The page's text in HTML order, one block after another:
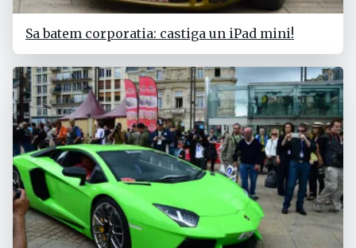
Sa batem corporatia: castiga un iPad mini!